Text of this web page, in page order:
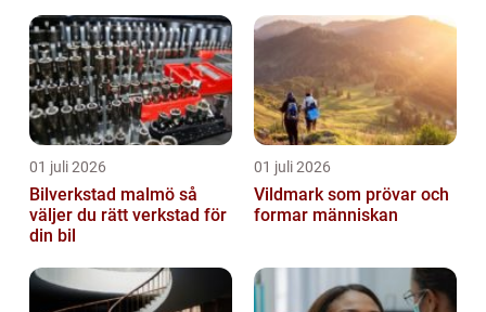
01 juli 2026
Bilverkstad malmö så
väljer du rätt verkstad för
din bil
01 juli 2026
Vildmark som prövar och
formar människan